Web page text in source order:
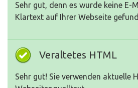
Sehr gut, denn es wurde keine E-
Klartext auf Ihrer Webseite
Veraltetes HTML
Sehr gut! Sie verwenden aktuelle